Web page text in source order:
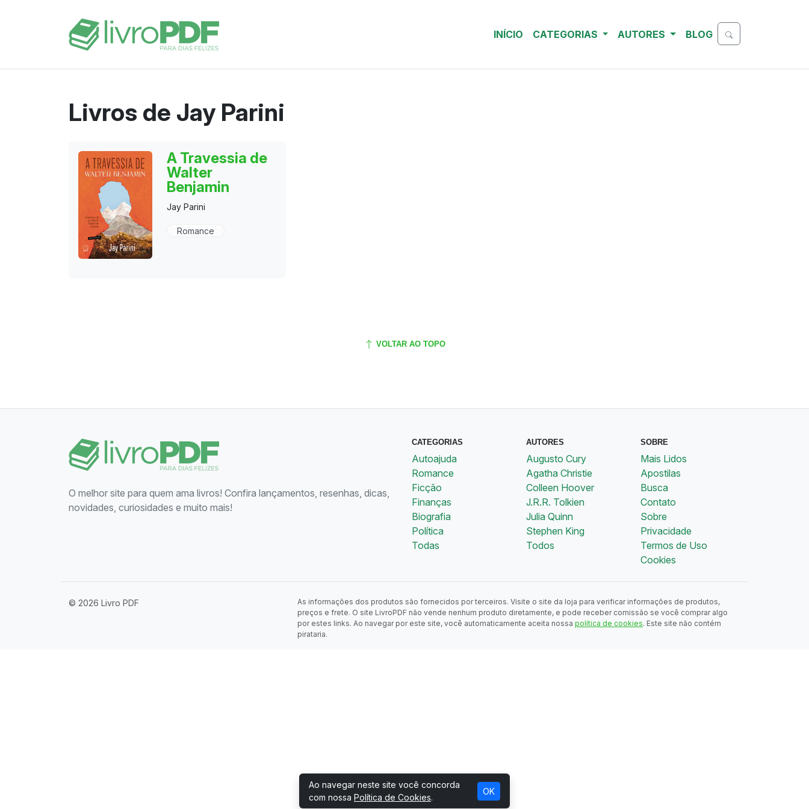
INÍCIO CATEGORIAS AUTORES BLOG
Livros de Jay Parini
A Travessia de
Walter
Benjamin
Jay Parini
Romance
VOLTAR AO TOPO
O melhor site para quem ama livros! Confira lançamentos, resenhas, dicas,
novidades, curiosidades e muito mais!
CATEGORIAS
Autoajuda
Romance
Ficção
Finanças
Biografia
Política
Todas
AUTORES
Augusto Cury
Agatha Christie
Colleen Hoover
J.R.R. Tolkien
Julia Quinn
Stephen King
Todos
SOBRE
Mais Lidos
Apostilas
Busca
Contato
Sobre
Privacidade
Termos de Uso
Cookies
© 2026 Livro PDF
As informações dos produtos são fornecidos por terceiros. Visite o site da loja para verificar informações de produtos,
preços e frete. O site LivroPDF não vende nenhum produto diretamente, e pode receber comissão se você comprar algo
por estes links. Ao navegar por este site, você automaticamente aceita nossa política de cookies. Este site não contém
pirataria.
Ao navegar neste site você concorda
com nossa Política de Cookies.
OK